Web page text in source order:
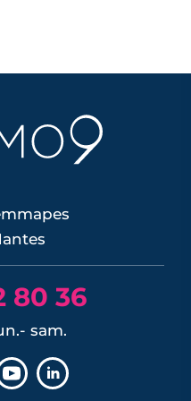
80 36
sam.